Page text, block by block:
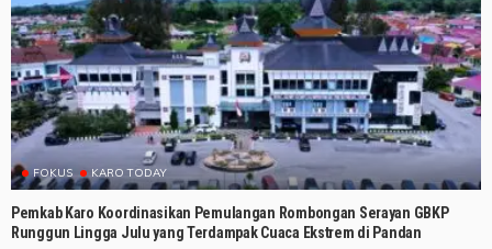
FOKUS KARO TODAY
Pemkab Karo Koordinasikan Pemulangan Rombongan Serayan GBKP
Runggun Lingga Julu yang Terdampak Cuaca Ekstrem di Pandan